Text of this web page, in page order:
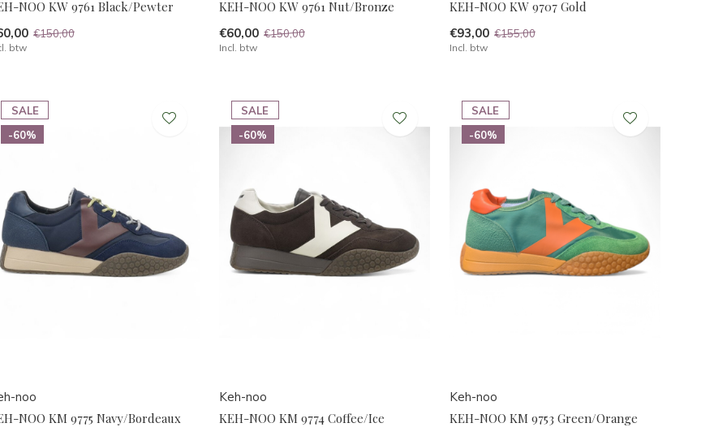
NOO KW 9761 Black/Pewter
€150,00
btw
KEH-NOO KW 9761 Nut/Bronze
€60,00 €150,00
Incl. btw
KEH-NOO KW 9707 Gold
€93,00 €155,00
Incl. btw
SALE
-60%
noo
NOO KM 9775 Navy/Bordeaux
SALE
-60%
Keh-noo
KEH-NOO KM 9774 Coffee/Ice
SALE
-60%
Keh-noo
KEH-NOO KM 9753 Green/Orange